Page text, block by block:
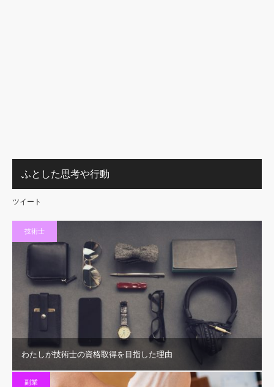
ふとした思考や行動
ツイート
技術士
わたしが技術士の資格取得を目指した理由
副業